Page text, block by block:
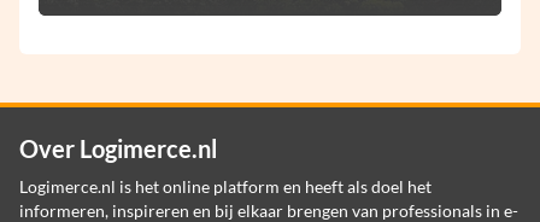
Over Logimerce.nl
Logimerce.nl is het online platform en heeft als doel het
informeren, inspireren en bij elkaar brengen van professionals in e-